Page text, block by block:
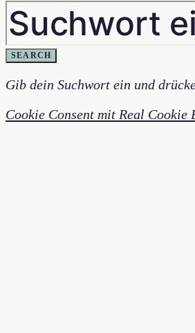
SEARCH
Gib dein Suchwort ein und
Cookie Consent mit Real Cookie